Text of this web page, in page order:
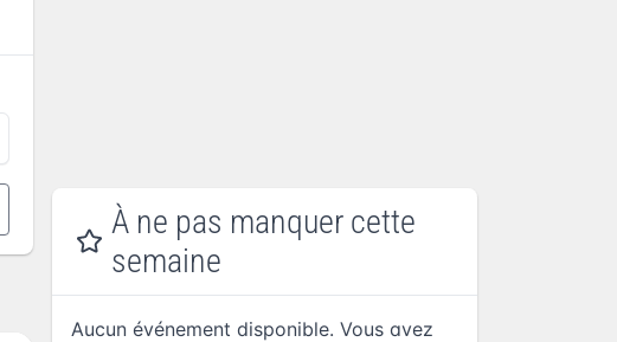
À ne pas manquer cette
semaine
Aucun événement disponible. Vous avez